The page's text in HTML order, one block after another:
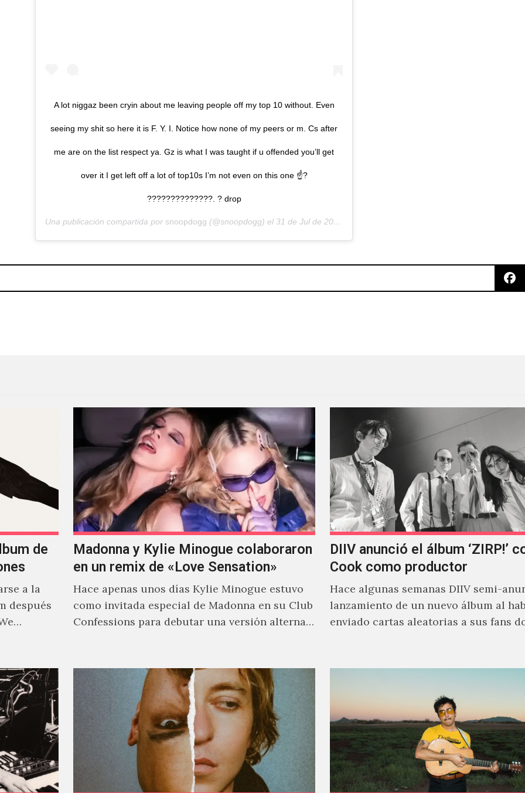
A lot niggaz been cryin about me leaving people off my top 10 without. Even
seeing my shit so here it is F. Y. I. Notice how none of my peers or m. Cs after
me are on the list respect ya. Gz is what I was taught if u offended you’ll get
over it I get left off a lot of top10s I’m not even on this one ☝?
??????????????. ? drop
Una publicación compartida por snoopdogg (@snoopdogg) el 31 de Jul de 2020 a las 8:57 PDT
de
a la
después
Madonna y Kylie Minogue colaboraron
en un remix de «Love Sensation»
Hace apenas unos días Kylie Minogue estuvo
como invitada especial de Madonna en su Club
Confessions para debutar una versión alterna
DIIV anunció el álbum ‘ZIRP!’
Cook como productor
Hace algunas semanas DIIV semi-
lanzamiento de un nuevo álbum al
enviado cartas aleatorias a sus fans